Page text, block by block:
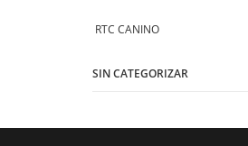
RTC CANINO
SIN CATEGORIZAR